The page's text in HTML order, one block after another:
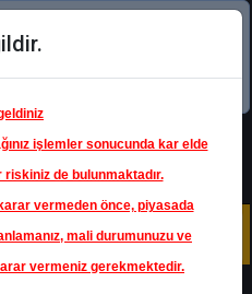
indirin!
işlemler sonucunda kar elde
de bulunmaktadır.
vermeden önce, piyasada
mali durumunuzu ve
vermeniz gerekmektedir.